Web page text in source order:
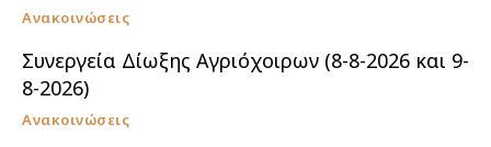
Ανακοινώσεις
Συνεργεία Δίωξης Αγριόχοιρων (8-8-2026 και 9-
8-2026)
Ανακοινώσεις